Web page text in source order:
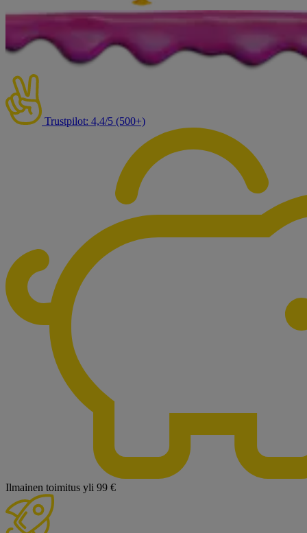
Trustpilot: 4,4/5 (500+)
Ilmainen toimitus yli 99 €